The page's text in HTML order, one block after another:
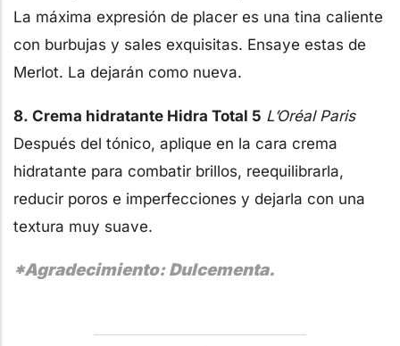
La máxima expresión de placer es una tina caliente
con burbujas y sales exquisitas. Ensaye estas de
Merlot. La dejarán como nueva.
8. Crema hidratante Hidra Total 5 L’Oréal Paris
Después del tónico, aplique en la cara crema
hidratante para combatir brillos, reequilibrarla,
reducir poros e imperfecciones y dejarla con una
textura muy suave.
*Agradecimiento: Dulcementa.